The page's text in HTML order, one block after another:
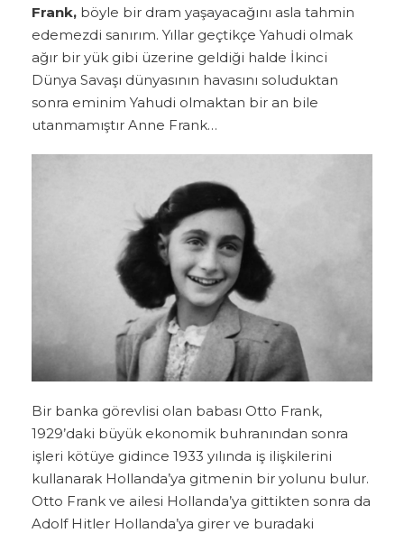
Frank, böyle bir dram yaşayacağını asla tahmin
edemezdi sanırım. Yıllar geçtikçe Yahudi olmak
ağır bir yük gibi üzerine geldiği halde İkinci
Dünya Savaşı dünyasının havasını soluduktan
sonra eminim Yahudi olmaktan bir an bile
utanmamıştır Anne Frank…
Bir banka görevlisi olan babası Otto Frank,
1929’daki büyük ekonomik buhranından sonra
işleri kötüye gidince 1933 yılında iş ilişkilerini
kullanarak Hollanda’ya gitmenin bir yolunu bulur.
Otto Frank ve ailesi Hollanda’ya gittikten sonra da
Adolf Hitler Hollanda’ya girer ve buradaki